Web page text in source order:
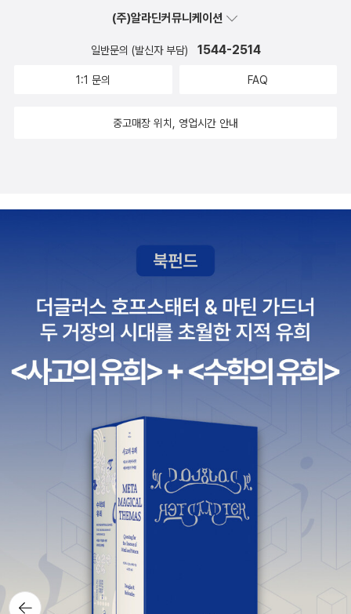
뒤로가
기
(주)알라딘커뮤니케이션
일반문의 (발신자 부담) 1544-2514
1:1 문의 FAQ
중고매장 위치, 영업시간 안내